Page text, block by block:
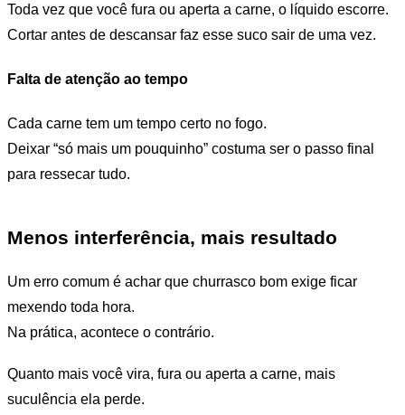
Toda vez que você fura ou aperta a carne, o líquido escorre.
Cortar antes de descansar faz esse suco sair de uma vez.
Falta de atenção ao tempo
Cada carne tem um tempo certo no fogo.
Deixar “só mais um pouquinho” costuma ser o passo final
para ressecar tudo.
Menos interferência, mais resultado
Um erro comum é achar que churrasco bom exige ficar
mexendo toda hora.
Na prática, acontece o contrário.
Quanto mais você vira, fura ou aperta a carne, mais
suculência ela perde.